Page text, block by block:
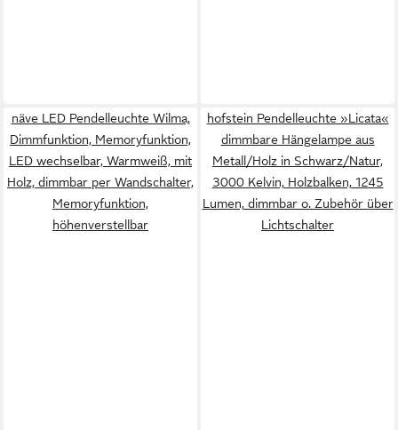
näve LED Pendelleuchte Wilma,
Dimmfunktion, Memoryfunktion,
LED wechselbar, Warmweiß, mit
Holz, dimmbar per Wandschalter,
Memoryfunktion,
höhenverstellbar
hofstein Pendelleuchte »Licata«
dimmbare Hängelampe aus
Metall/Holz in Schwarz/Natur,
3000 Kelvin, Holzbalken, 1245
Lumen, dimmbar o. Zubehör über
Lichtschalter